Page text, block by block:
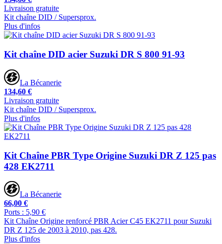
Livraison gratuite
Kit chaîne DID / Supersprox.
Plus d'infos
Kit chaîne DID acier Suzuki DR S 800 91-93
La Bécanerie
134,60 €
Livraison gratuite
Kit chaîne DID / Supersprox.
Plus d'infos
Kit Chaîne PBR Type Origine Suzuki DR Z 125 pas
428 EK2711
La Bécanerie
66,00 €
Ports : 5,90 €
Kit Chaîne Origine renforcé PBR Acier C45 EK2711 pour Suzuki
DR Z 125 de 2003 à 2010, pas 428.
Plus d'infos